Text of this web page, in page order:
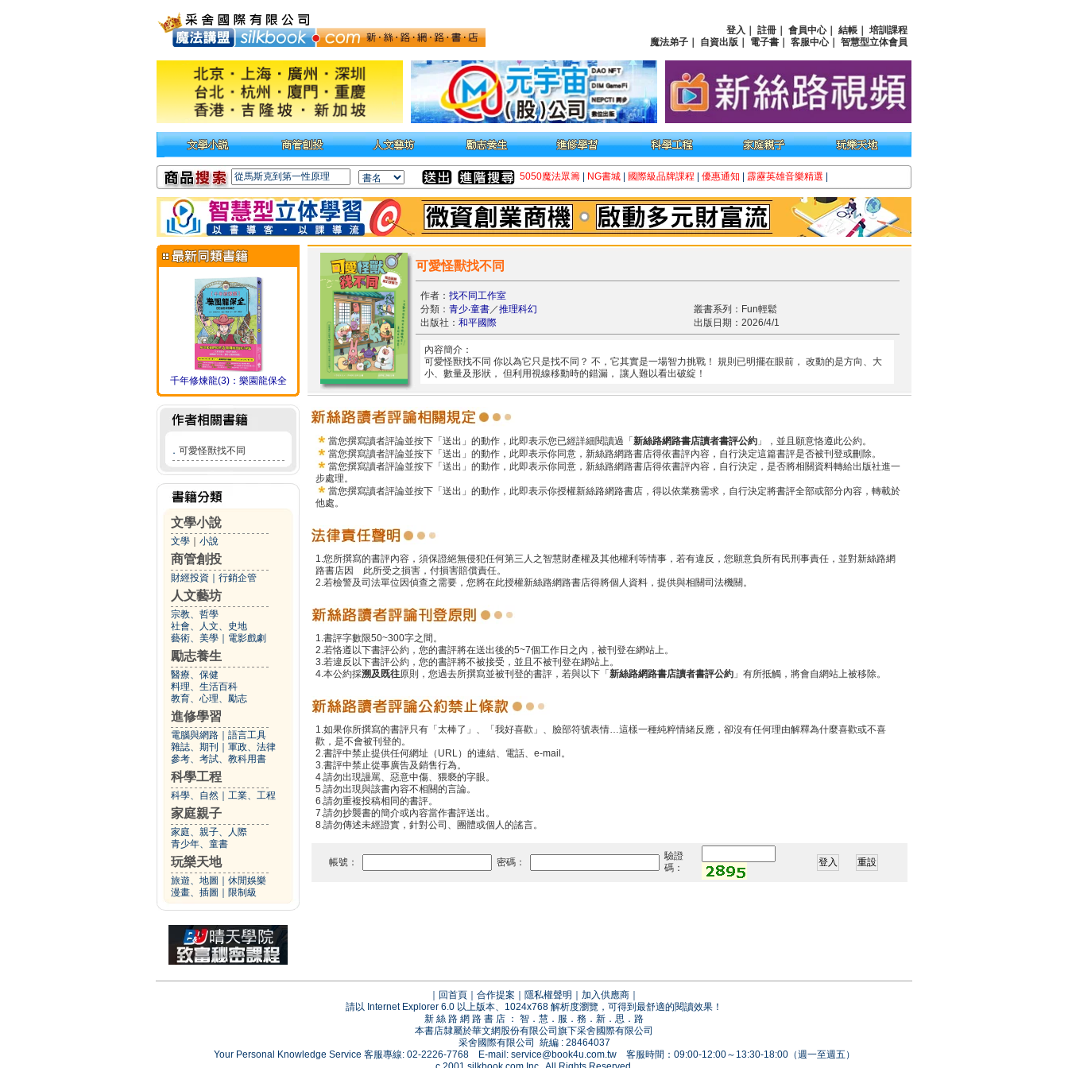
登入 註冊 會員中心｜ 結帳
培訓課程
魔法弟子
自資出版 電子書 客服中心｜ 智慧型立体會員
5050魔法眾籌 NG書城 國際級品牌課程 優惠通知 霹靂英雄音樂精選
千年修煉龍(3)：樂園龍保全
． 可愛怪獸找不同
文學小說
文學 小說
商管創投
財經投資 行銷企管
人文藝坊
宗教、哲學
社會、人文、史地
藝術、美學
電影戲劇
勵志養生
醫療、保健
料理、生活百科
教育、心理、勵志
進修學習
電腦與網路
語言工具
雜誌、期刊
軍政、法律
參考、考試、教科用書
科學工程
科學、自然 工業、工程
家庭親子
家庭、親子、人際
青少年、童書
玩樂天地
旅遊、地圖
休閒娛樂
漫畫、插圖
限制級
可愛怪獸找不同
作者： 找不同工作室
分類： 青少‧童書／推理科幻
叢書系列：Fun輕鬆
出版社： 和平國際 出版日期：2026/4/1
內容簡介：
可愛怪獸找不同 你以為它只是找不同？ 不，它其實是一場智力挑戰！ 規則已明擺在眼前， 改動的是方向、大
小、數量及形狀， 但利用視線移動時的錯漏， 讓人難以看出破綻！
當您撰寫讀者評論並按下「送出」的動作，此即表示您已經詳細閱讀過「 新絲路網路書店讀者書評公約 」，並且願意恪遵此公約。
當您撰寫讀者評論並按下「送出」的動作，此即表示你同意，新絲路網路書店得依書評內容，自行決定這篇書評是否被刊登或刪除。
當您撰寫讀者評論並按下「送出」的動作，此即表示你同意，新絲路網路書店得依書評內容，自行決定，是否將相關資料轉給出版社進一
步處理。
當您撰寫讀者評論並按下「送出」的動作，此即表示你授權新絲路網路書店，得以依業務需求，自行決定將書評全部或部分內容，轉載於
他處。
1.您所撰寫的書評內容，須保證絕無侵犯任何第三人之智慧財產權及其他權利等情事，若有違反，您願意負所有民刑事責任，並對新絲路網
路書店因 此所受之損害，付損害賠償責任。
2.若檢警及司法單位因偵查之需要，您將在此授權新絲路網路書店得將個人資料，提供與相關司法機關。
1.書評字數限50~300字之間。
2.若恪遵以下書評公約，您的書評將在送出後的5~7個工作日之內，被刊登在網站上。
3.若違反以下書評公約，您的書評將不被接受，並且不被刊登在網站上。
4.本公約採溯及既往原則，您過去所撰寫並被刊登的書評，若與以下「 新絲路網路書店讀者書評公約 」有所抵觸，將會自網站上被移除。
1.如果你所撰寫的書評只有「太棒了」、「我好喜歡」、臉部符號表情…這樣一種純粹情緒反應，卻沒有任何理由解釋為什麼喜歡或不喜
歡，是不會被刊登的。
2.書評中禁止提供任何網址（URL）的連結、電話、e-mail。
3.書評中禁止從事廣告及銷售行為。
4.請勿出現謾罵、惡意中傷、猥褻的字眼。
5.請勿出現與該書內容不相關的言論。
6.請勿重複投稿相同的書評。
7.請勿抄襲書的簡介或內容當作書評送出。
8.請勿傳述未經證實，針對公司、團體或個人的謠言。
帳號： 密碼：
驗證
碼：
回首頁 合作提案 隱私權聲明 加入供應商
請以 Internet Explorer 6.0 以上版本、1024x768 解析度瀏覽，可得到最舒適的閱讀效果！
新 絲 路 網 路 書 店 ： 智．慧．服．務．新．思．路
本書店隸屬於華文網股份有限公司旗下采舍國際有限公司
采舍國際有限公司 統編 : 28464037
Your Personal Knowledge Service 客服專線: 02-2226-7768 E-mail: service@book4u.com.tw客服時間：09:00-12:00～13:30-18:00（週一至週五）